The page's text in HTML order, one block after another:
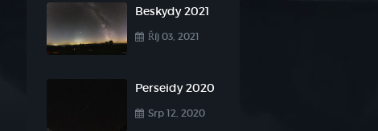
Beskydy 2021
 Říj 03, 2021
Perseidy 2020
 Srp 12, 2020